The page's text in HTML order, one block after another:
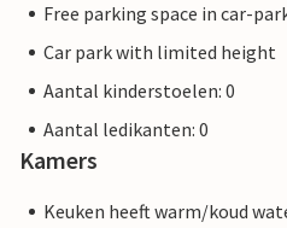
Free parking space in car-
Car park with limited height
Aantal kinderstoelen: 0
Aantal ledikanten: 0
Kamers
Keuken heeft warm/koud